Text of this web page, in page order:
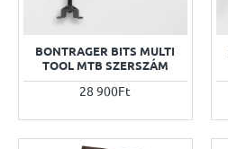
BONTRAGER BITS MULTI
TOOL MTB SZERSZÁM
28 900Ft